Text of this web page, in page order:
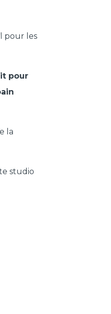
pour les
pour
la
studio